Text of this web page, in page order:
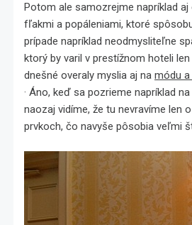
Potom ale samozrejme napríklad
fľakmi a popáleniami, ktoré
prípade napríklad neodmysliteľne
ktorý by varil v prestížnom hoteli
dnešné overaly myslia aj na módu a
· Áno, keď sa pozrieme napríklad
naozaj vidíme, že tu nevravíme len
prvkoch, čo navyše pôsobia veľmi